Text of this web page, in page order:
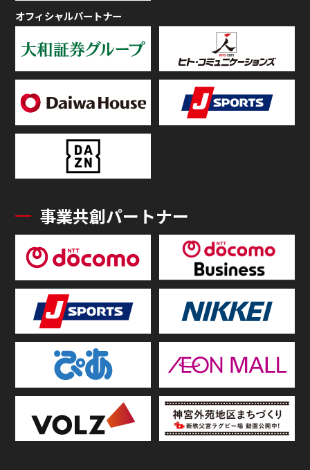
オフィシャルパートナー
事業共創パートナー